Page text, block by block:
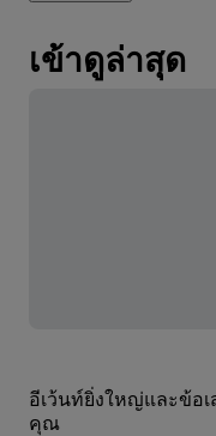
เข้าดูล่าสุด
อีเว้นท์ยิ่งใหญ่และข้อ
คุณ